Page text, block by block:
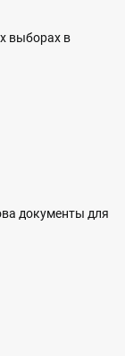
выборах в
документы для